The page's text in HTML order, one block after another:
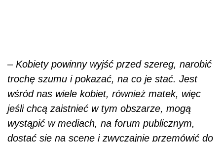
–Kobiety powinny wyjść przed szereg, narobić
trochę szumu i pokazać, na co je stać. Jest
wśród nas wiele kobiet, również matek, więc
jeśli chcą zaistnieć w tym obszarze, mogą
wystąpić w mediach, na forum publicznym,
dostać się na scenę i zwyczajnie przemówić do